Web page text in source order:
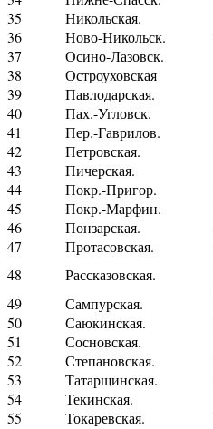
35
Никольская.
36
Ново-Никольск.
37
Осино-Лазовск.
38
Остроуховская
39
Павлодарская.
40
Пах.-Угловск.
41
Пер.-Гаврилов.
42
Петровская.
43
Пичерская.
44
Покр.-Пригор.
45
Покр.-Марфин.
46
Понзарская.
47
Протасовская.
48
Рассказовская.
49
Сампурская.
50
Саюкинская.
51
Сосновская.
52
Степановская.
53
Татарщинская.
54
Текинская.
55
Токаревская.